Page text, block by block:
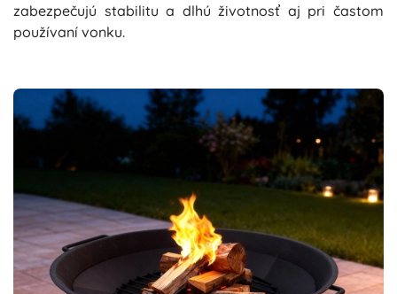
zabezpečujú stabilitu a dlhú životnosť aj pri častom
používaní vonku.